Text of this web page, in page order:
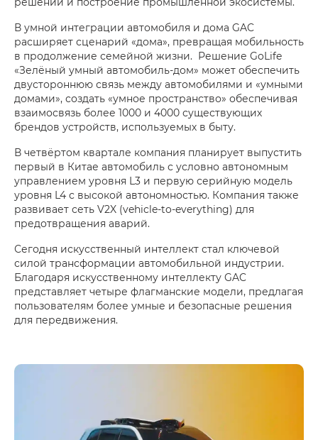
В умной интеграции автомобиля и дома GAC
расширяет сценарий «дома», превращая мобильность
в продолжение семейной жизни. Решение GoLife
«Зелёный умный автомобиль-дом» может обеспечить
двустороннюю связь между автомобилями и «умными
домами», создать «умное пространство» обеспечивая
взаимосвязь более 1000 и 4000 существующих
брендов устройств, используемых в быту.
В четвёртом квартале компания планирует выпустить
первый в Китае автомобиль с условно автономным
управлением уровня L3 и первую серийную модель
уровня L4 с высокой автономностью. Компания также
развивает сеть V2X (vehicle-to-everything) для
предотвращения аварий.
Сегодня искусственный интеллект стал ключевой
силой трансформации автомобильной индустрии.
Благодаря искусственному интеллекту GAC
представляет четыре флагманские модели, предлагая
пользователям более умные и безопасные решения
для передвижения.